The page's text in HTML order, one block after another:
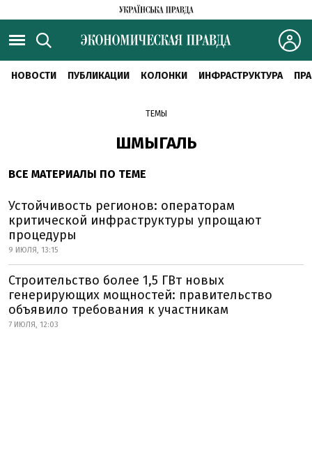
НОВОСТИ ПУБЛИКАЦИИ КОЛОНКИ ИНФРАСТРУКТУРА
ТЕМЫ
ШМЫГАЛЬ
ВСЕ МАТЕРИАЛЫ ПО ТЕМЕ
Устойчивость регионов: операторам
критической инфраструктуры упрощают
процедуры
9 ИЮЛЯ, 13:15
Строительство более 1,5 ГВт новых
генерирующих мощностей: правительство
объявило требования к участникам
7 ИЮЛЯ, 12:03